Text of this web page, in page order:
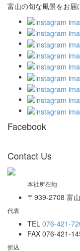
富山の旬な風景をお届
Facebook
Contact Us
本社所在地
〒939-2708 富
代表
TEL 076-421-
FAX 076-421-
折込